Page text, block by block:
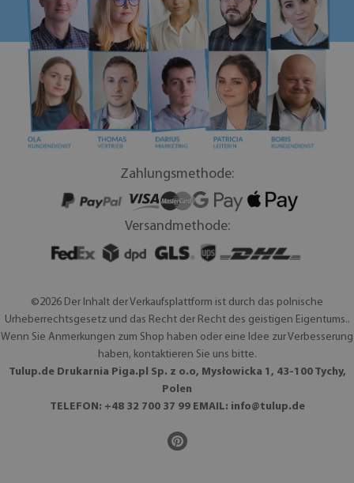
Zahlungsmethode:
Versandmethode:
©2026 Der Inhalt der Verkaufsplattform ist durch das polnische
Urheberrechtsgesetz und das Recht der Recht des geistigen Eigentums..
Wenn Sie Anmerkungen zum Shop haben oder eine Idee zur Verbesserung
haben, kontaktieren Sie uns bitte.
Tulup.de Drukarnia Piga.pl Sp. z o.o, Mysłowicka 1, 43-100 Tychy,
Polen
TELEFON: +48 32 700 37 99 EMAIL: info@tulup.de